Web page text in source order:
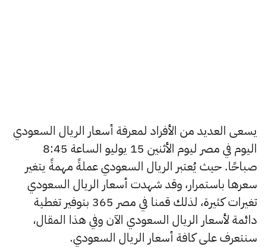
يسعى العديد من الأفراد لمعرفة أسعار الريال السعودي
اليوم في مصر ليوم الأثنين 15 يوليو الساعة 8:45
صباحًا. حيث يُعتبر الريال السعودي عملةً مهمةً يتغير
سعرها باستمرار، وقد شهدت أسعار الريال السعودي
تغيرات كثيرة، لذلك قمنا في مصر 365 بتوفير تغطية
دائمة لأسعار الريال السعودي الآن وفي هذا المقال،
سنتعرف على كافة أسعار الريال السعودي.